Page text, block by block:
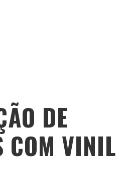
DE
COM VINIL